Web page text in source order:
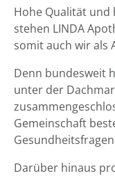
Hohe Qualität und
stehen LINDA
somit auch wir als
Denn bundesweit
unter der
Gemeinschaft
Darüber hinaus